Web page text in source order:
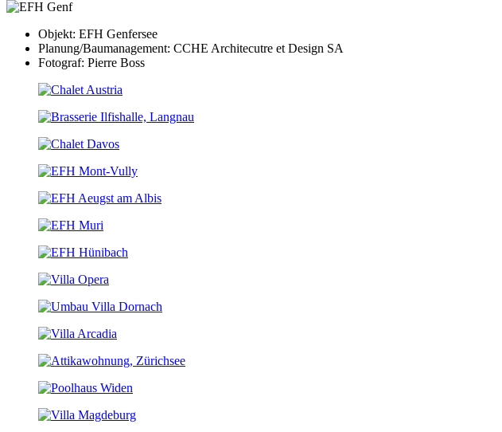
Objekt: EFH Genfersee
Planung/Baumanagement: CCHE Architecutre et Design SA
Fotograf: Pierre Boss